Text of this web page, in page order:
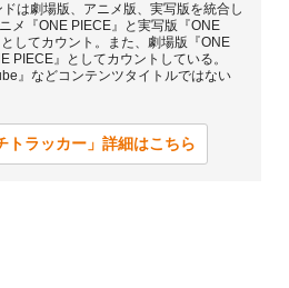
は劇場版、アニメ版、実写版を統合し
メ『ONE PIECE』と実写版『ONE
してカウント。また、劇場版『ONE
PIECE』としてカウントしている。
』などコンテンツタイトルではない
トラッカー」詳細はこちら